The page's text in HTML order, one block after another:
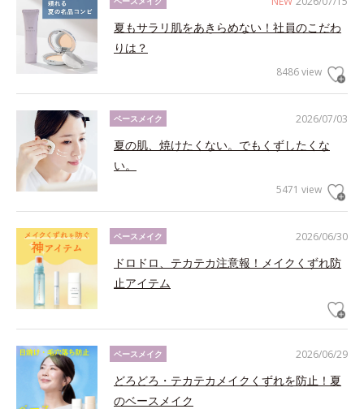
夏もサラリ肌をあきらめない！社員のこだわ
りは？
8486 view
2026/07/03
ベースメイク
夏の肌、焼けたくない。でもくずしたくな
い。
5471 view
2026/06/30
ベースメイク
ドロドロ、テカテカ注意報！メイクくずれ防
止アイテム
2026/06/29
ベースメイク
どろどろ・テカテカメイクくずれを防止！夏
のベースメイク